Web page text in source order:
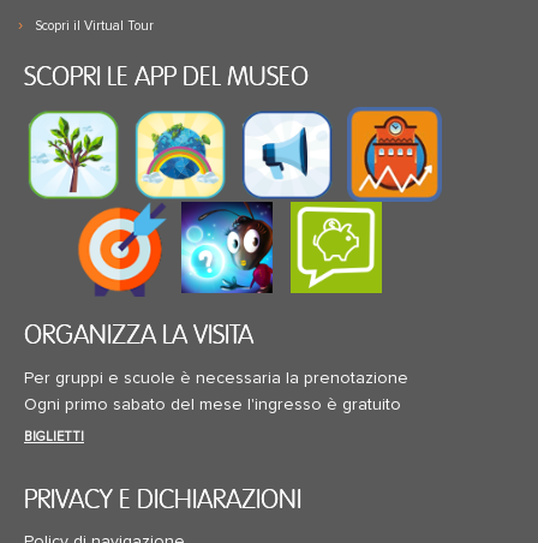
Scopri il Virtual Tour
SCOPRI LE APP DEL MUSEO
ORGANIZZA LA VISITA
Per gruppi e scuole è necessaria la prenotazione
Ogni primo sabato del mese l'ingresso è gratuito
BIGLIETTI
PRIVACY E DICHIARAZIONI